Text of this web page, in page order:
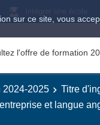
sur ce site, vous
Intégrer une école
l'offre de formation
2024-2025 Titre
et langue